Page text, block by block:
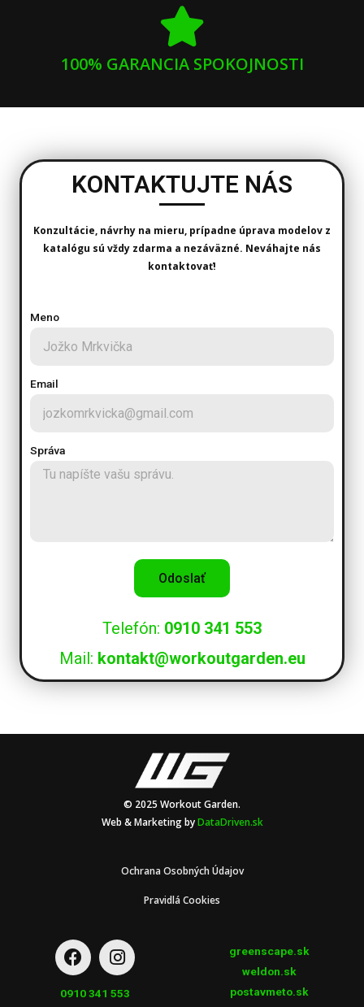
100% GARANCIA SPOKOJNOSTI
KONTAKTUJTE NÁS
Konzultácie, návrhy na mieru, prípadne úprava modelov z
katalógu sú vždy zdarma a nezáväzné. Neváhajte nás
kontaktovať!
Meno
Email
Správa
Odoslať
Telefón: 0910 341 553
Mail: kontakt@workoutgarden.eu
© 2025 Workout Garden.
Web & Marketing byDataDriven.sk
Ochrana Osobných Údajov
Pravidlá Cookies
0910 341 553
greenscape.sk
weldon.sk
postavmeto.sk